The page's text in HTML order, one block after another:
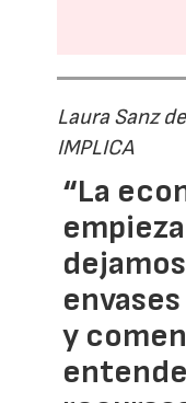
Laura Sanz
IMPLICA
“La
y